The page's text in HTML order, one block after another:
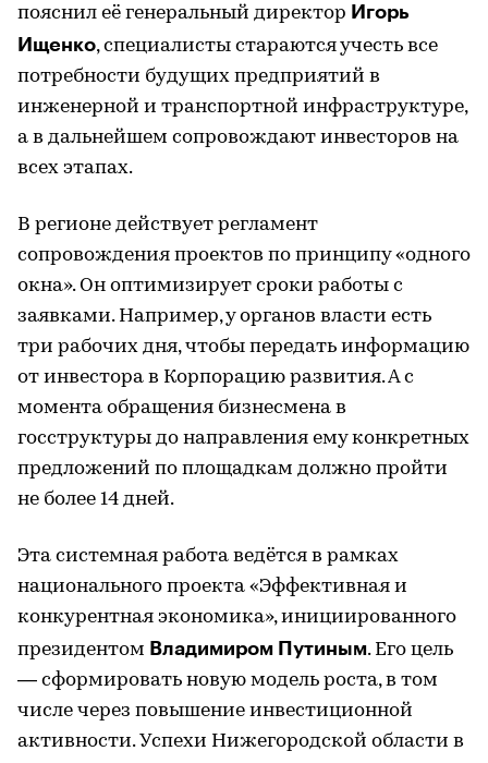
пояснил её генеральный директор Игорь
Ищенко, специалисты стараются учесть все
потребности будущих предприятий в
инженерной и транспортной инфраструктуре,
а в дальнейшем сопровождают инвесторов на
всех этапах.
В регионе действует регламент
сопровождения проектов по принципу «одного
окна». Он оптимизирует сроки работы с
заявками. Например, у органов власти есть
три рабочих дня, чтобы передать информацию
от инвестора в Корпорацию развития. А с
момента обращения бизнесмена в
госструктуры до направления ему конкретных
предложений по площадкам должно пройти
не более 14 дней.
Эта системная работа ведётся в рамках
национального проекта «Эффективная и
конкурентная экономика», инициированного
президентом Владимиром Путиным. Его цель
— сформировать новую модель роста, в том
числе через повышение инвестиционной
активности. Успехи Нижегородской области в